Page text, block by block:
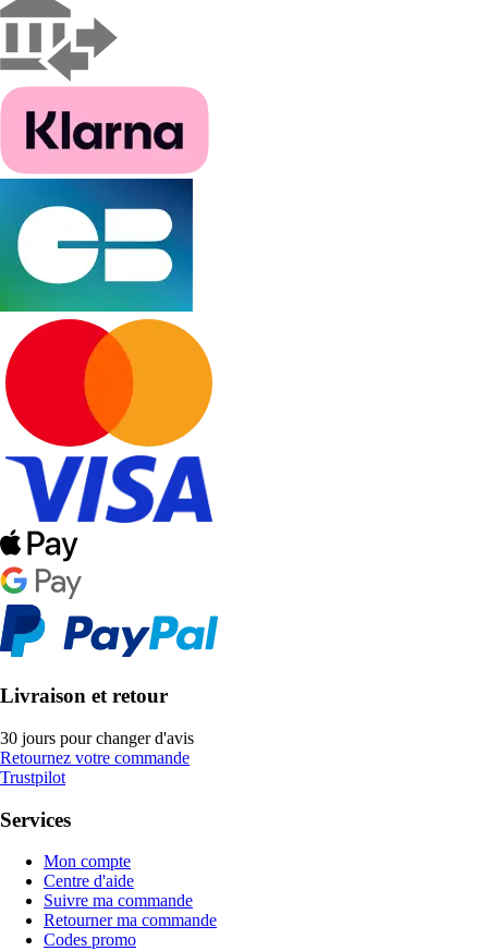
Livraison et retour
30 jours pour changer d'avis
Retournez votre commande
Trustpilot
Services
Mon compte
Centre d'aide
Suivre ma commande
Retourner ma commande
Codes promo